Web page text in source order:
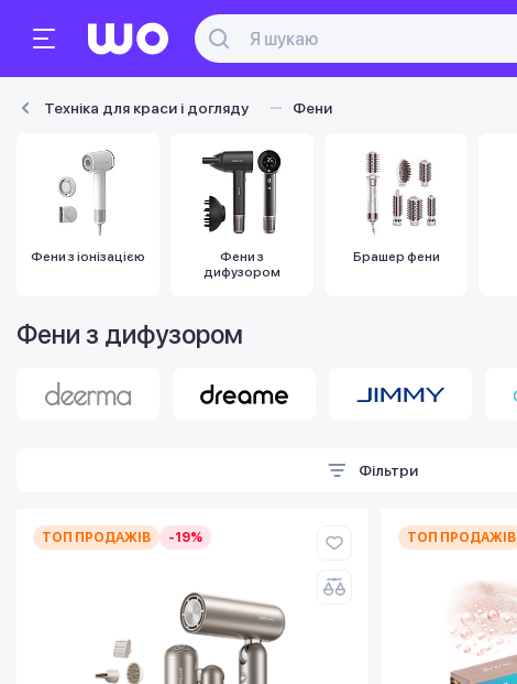
Техніка для краси і догляду Фени
Фени з іонізацією
Фени з
дифузором
Брашер фени
Фени з дифузором
Фільтри
ТОП ПРОДАЖІВ -19% ТОП ПРОДАЖІВ